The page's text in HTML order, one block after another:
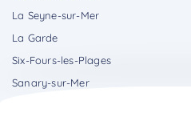
La Seyne-sur-Mer
La Garde
Six-Fours-les-Plages
Sanary-sur-Mer